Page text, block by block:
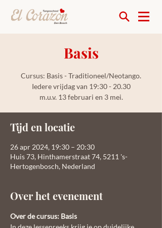
Basis
Cursus: Basis - Traditioneel/Neotango.
Iedere vrijdag van 19:30 - 20.30
m.u.v. 13 februari en 3 mei.
Tijd en locatie
26 apr 2024, 19:30 – 20:30
Huis 73, Hinthamerstraat 74, 5211 's-
Hertogenbosch, Nederland
Over het evenement
Over de cursus: Basis